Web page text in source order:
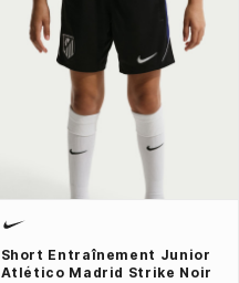
Short Entraînement Junior
Atlético Madrid Strike Noir